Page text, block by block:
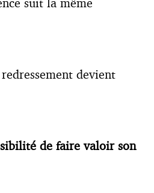
devient
de faire valoir son